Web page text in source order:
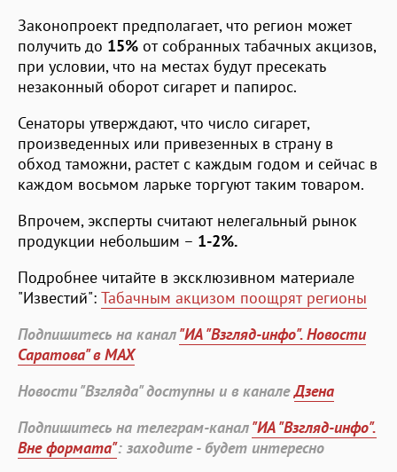
Законопроект предполагает, что регион может
получить до 15% от собранных табачных акцизов,
при условии, что на местах будут пресекать
незаконный оборот сигарет и папирос.
Сенаторы утверждают, что число сигарет,
произведенных или привезенных в страну в
обход таможни, растет с каждым годом и сейчас в
каждом восьмом ларьке торгуют таким товаром.
Впрочем, эксперты считают нелегальный рынок
продукции небольшим – 1-2%.
Подробнее читайте в эксклюзивном материале
"Известий": Табачным акцизом поощрят регионы
Подпишитесь на канал"ИА "Взгляд-инфо". Новости
Саратова" в MAX
Новости "Взгляда" доступны и в каналеДзена
Подпишитесь на телеграм-канал"ИА "Взгляд-инфо".
Вне формата": заходите - будет интересно